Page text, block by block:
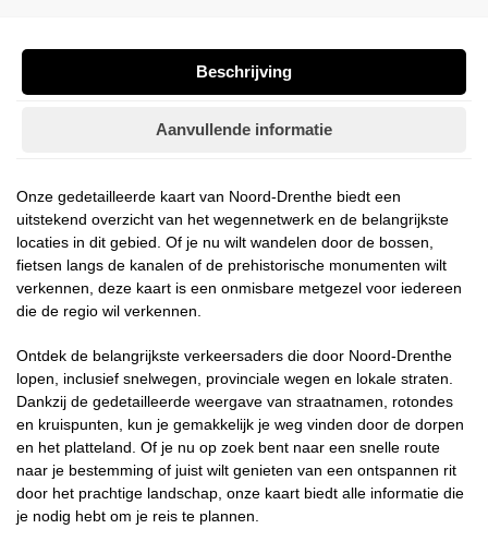
Beschrijving
Aanvullende informatie
Onze gedetailleerde kaart van Noord-Drenthe biedt een
uitstekend overzicht van het wegennetwerk en de belangrijkste
locaties in dit gebied. Of je nu wilt wandelen door de bossen,
fietsen langs de kanalen of de prehistorische monumenten wilt
verkennen, deze kaart is een onmisbare metgezel voor iedereen
die de regio wil verkennen.
Ontdek de belangrijkste verkeersaders die door Noord-Drenthe
lopen, inclusief snelwegen, provinciale wegen en lokale straten.
Dankzij de gedetailleerde weergave van straatnamen, rotondes
en kruispunten, kun je gemakkelijk je weg vinden door de dorpen
en het platteland. Of je nu op zoek bent naar een snelle route
naar je bestemming of juist wilt genieten van een ontspannen rit
door het prachtige landschap, onze kaart biedt alle informatie die
je nodig hebt om je reis te plannen.